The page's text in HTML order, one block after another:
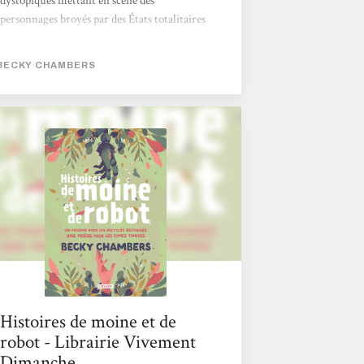
personnages broyés par des États totalitaires
1970... Eh bien réjouissez-vous, car l'œuvre
de Becky Chambers est faite pour vous.
Cette autrice américaine connaît un
véritable engouement. Chez elle, pas de
zombies comme dans The Walking Dead, ni
d'ultraviolence à La Servante écarlate. Becky
CHAMBERS
Histoires de moine et de
robot - Librairie Vivement